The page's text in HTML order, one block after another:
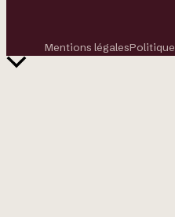
Mentions légales